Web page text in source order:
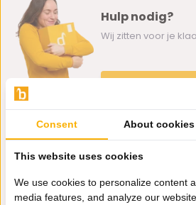
Hulp nodig?
Wij zitten voor je
Consent About cookies
This website uses cookies
We use cookies to personalize content
media features, and analyze our